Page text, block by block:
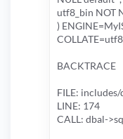
utf8_bin NOT
)
BACKTRACE
FILE:
LINE: 174
CALL: dbal-